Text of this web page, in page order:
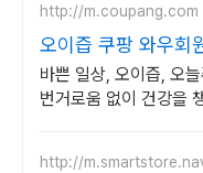
http://m.coupang.com
오이즙 쿠팡 와우회
바쁜 일상, 오이즙, 오
번거로움 없이 건강을
http://